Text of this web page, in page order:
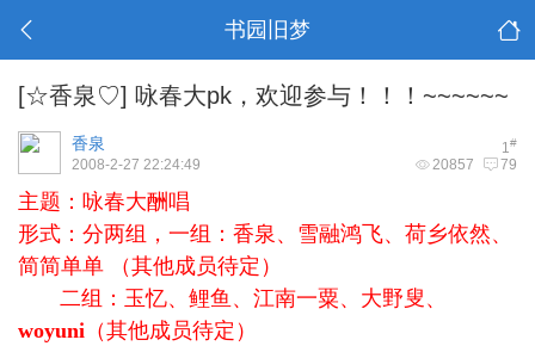
书园旧梦
[☆香泉♡] 咏春大pk，欢迎参与！！！~~~~~~
1#
香泉
20857 79
2008-2-27 22:24:49
主题：咏春大酬唱
形式：分两组，一组：香泉、雪融鸿飞、荷乡依然、
简简单单 （其他成员待定）
二组：玉忆、鲤鱼、江南一粟、大野叟、
woyuni （其他成员待定）